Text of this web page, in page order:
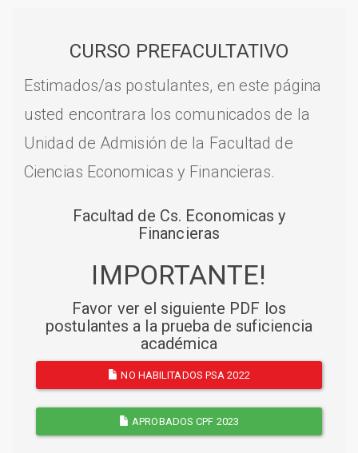
CURSO PREFACULTATIVO
Estimados/as postulantes, en este página
usted encontrara los comunicados de la
Unidad de Admisión de la Facultad de
Ciencias Economicas y Financieras.
Facultad de Cs. Economicas y
Financieras
IMPORTANTE!
Favor ver el siguiente PDF los
postulantes a la prueba de suficiencia
académica
NO HABILITADOS PSA 2022
APROBADOS CPF 2023